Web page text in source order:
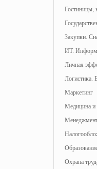
Гостиницы,
Закупки.
ИТ.
Личная
Логистика.
Маркетинг
Медицина и
Охрана